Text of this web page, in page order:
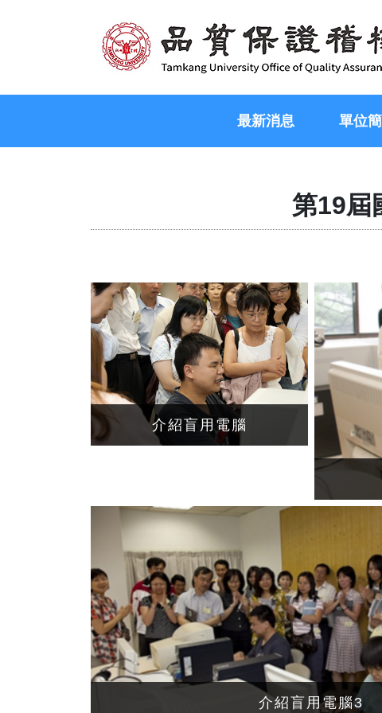
最新消息 單位
第19屆
介紹盲用電腦
介紹盲用電腦3